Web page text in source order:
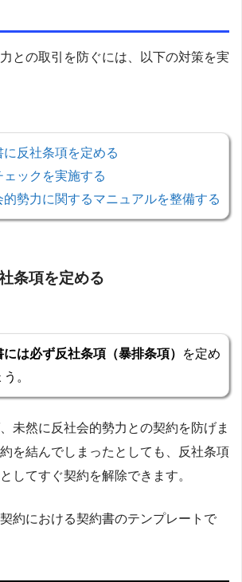
との取引を防ぐには、以下の対策を実
に反社条項を定める
ェックを実施する
的勢力に関するマニュアルを整備する
条項を定める
は必ず反社条項（暴排条項）
を定め
。
未然に反社会的勢力との契約を防げま
を結んでしまったとしても、反社条項
してすぐ契約を解除できます。
約における契約書のテンプレートで